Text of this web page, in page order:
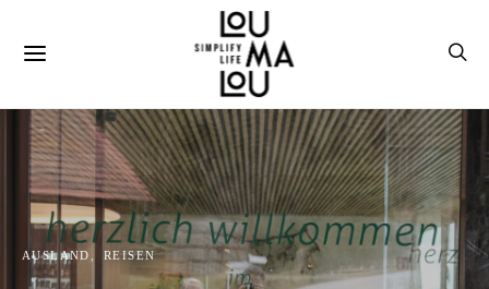
AUSLAND REISEN